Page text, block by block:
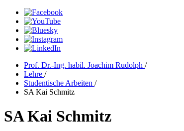
Prof. Dr.-Ing. habil. Joachim Rudolph /
Lehre /
Studentische Arbeiten /
SA Kai Schmitz
SA Kai Schmitz